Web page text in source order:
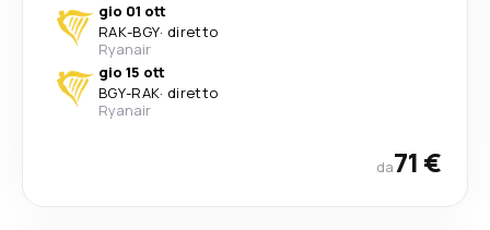
gio 01 ott
RAK-BGY· diretto
Ryanair
gio 15 ott
BGY-RAK· diretto
Ryanair
da71 €